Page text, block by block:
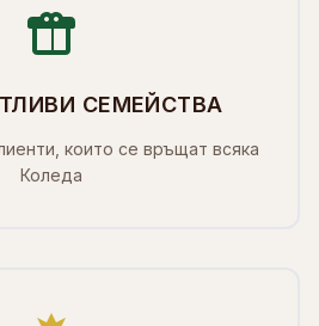
СЕМЕЙСТВА
които се връщат всяка
Коледа